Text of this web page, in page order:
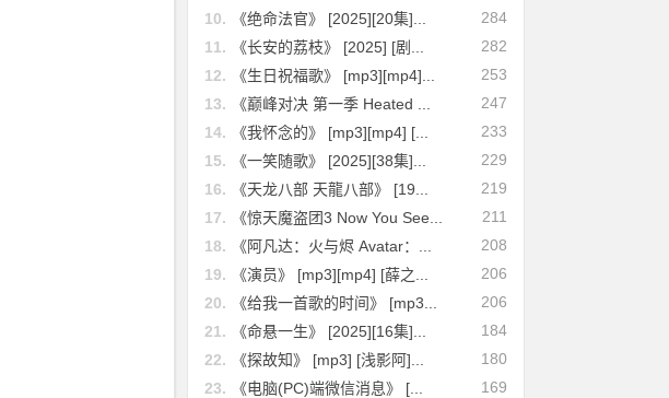
284
10.
《绝命法官》 [2025][20集]...
282
11.
《长安的荔枝》 [2025] [剧...
253
12.
《生日祝福歌》 [mp3][mp4]...
247
13.
《巅峰对决 第一季 Heated ...
233
14.
《我怀念的》 [mp3][mp4] [...
229
15.
《一笑随歌》 [2025][38集]...
219
16.
《天龙八部 天龍八部》 [19...
211
17.
《惊天魔盗团3 Now You See...
208
18.
《阿凡达：火与烬 Avatar：...
206
19.
《演员》 [mp3][mp4] [薛之...
206
20.
《给我一首歌的时间》 [mp3...
184
21.
《命悬一生》 [2025][16集]...
180
22.
《探故知》 [mp3] [浅影阿]...
169
23.
《电脑(PC)端微信消息》 [...